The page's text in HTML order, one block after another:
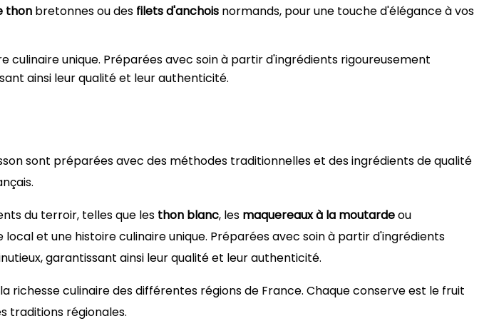
thon bretonnes ou des filets d'anchois normands, pour une touche d'élégance à vos
unique. Préparées avec soin à partir d'ingrédients rigoureusement
ainsi leur qualité et leur authenticité.
sont préparées avec des méthodes traditionnelles et des ingrédients de qualité
du terroir, telles que les thon blanc, les maquereaux à la moutardeou
et une histoire culinaire unique. Préparées avec soin à partir d'ingrédients
garantissant ainsi leur qualité et leur authenticité.
richesse culinaire des différentes régions de France. Chaque conserve est le fruit
traditions régionales.